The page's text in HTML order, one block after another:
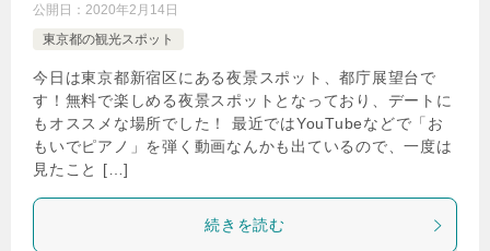
公開日： 2020年2月14日
東京都の観光スポット
今日は東京都新宿区にある夜景スポット、都庁展望台で
す！無料で楽しめる夜景スポットとなっており、デートに
もオススメな場所でした！ 最近ではYouTubeなどで「お
もいでピアノ」を弾く動画なんかも出ているので、一度は
見たこと […]
続きを読む